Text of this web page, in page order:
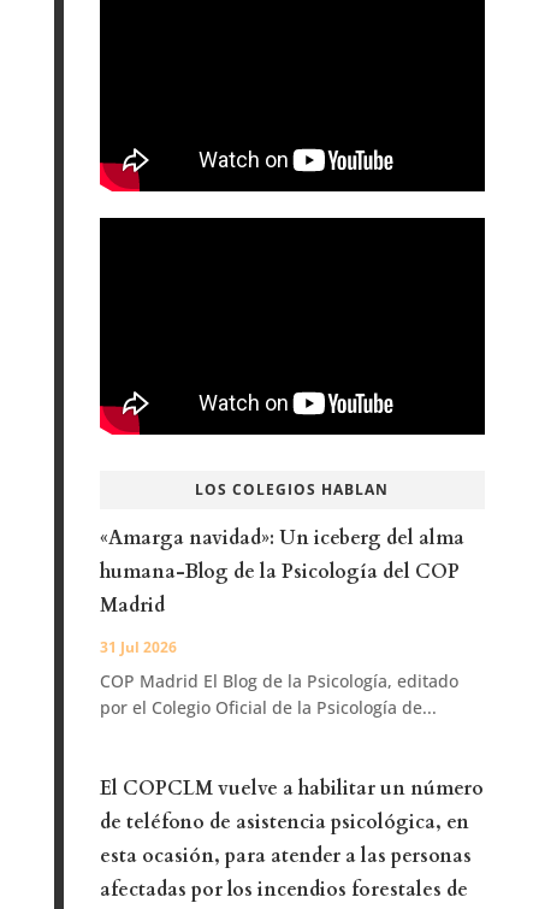
LOS COLEGIOS HABLAN
«Amarga navidad»: Un iceberg del alma
humana-Blog de la Psicología del COP
Madrid
31 Jul 2026
COP Madrid El Blog de la Psicología, editado
por el Colegio Oficial de la Psicología de...
El COPCLM vuelve a habilitar un número
de teléfono de asistencia psicológica, en
esta ocasión, para atender a las personas
afectadas por los incendios forestales de